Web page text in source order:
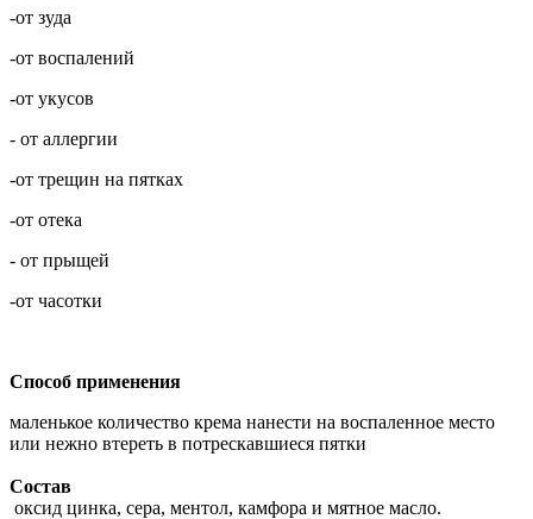
-от зуда
-от воспалений
-от укусов
- от аллергии
-от трещин на пятках
-от отека
- от прыщей
-от часотки
Способ применения
маленькое количество крема нанести на воспаленное место
или нежно втереть в потрескавшиеся пятки
Состав
оксид цинка, сера, ментол, камфора и мятное масло.